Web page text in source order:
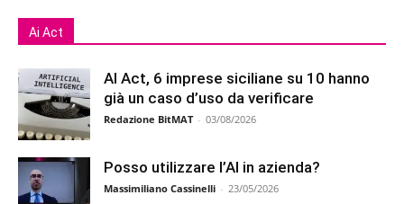
Ai Act
AI Act, 6 imprese siciliane su 10 hanno
già un caso d’uso da verificare
Redazione BitMAT - 03/08/2026
Posso utilizzare l’AI in azienda?
Massimiliano Cassinelli - 23/05/2026